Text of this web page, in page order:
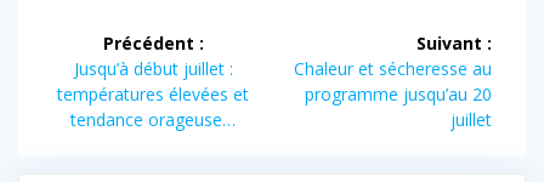
Navigation
de
l’article
Précédent :
Article
précédent :
Jusqu’à début juillet :
températures élevées et
tendance orageuse…
Suivant :
Article
suivant :
Chaleur et sécheresse au
programme jusqu’au 20
juillet